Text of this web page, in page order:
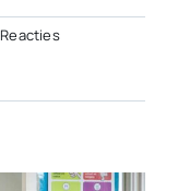
Reacties